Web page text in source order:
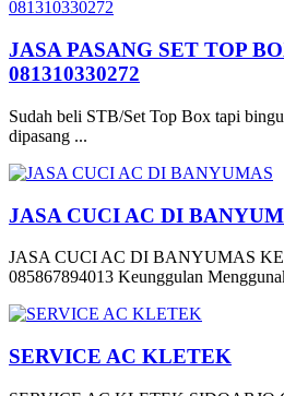
JASA PASANG SET TOP
081310330272
Sudah beli STB/Set Top Box tapi
dipasang ...
JASA CUCI AC DI
JASA CUCI AC DI BANYUMAS
085867894013 Keunggulan
SERVICE AC KLETEK